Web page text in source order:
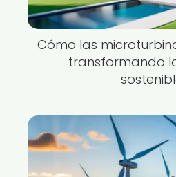
Cómo las
transformando